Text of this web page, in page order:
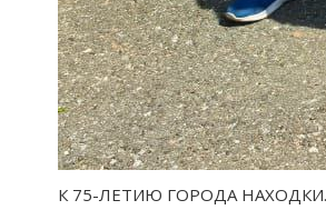
К 75-ЛЕТИЮ ГОРОДА